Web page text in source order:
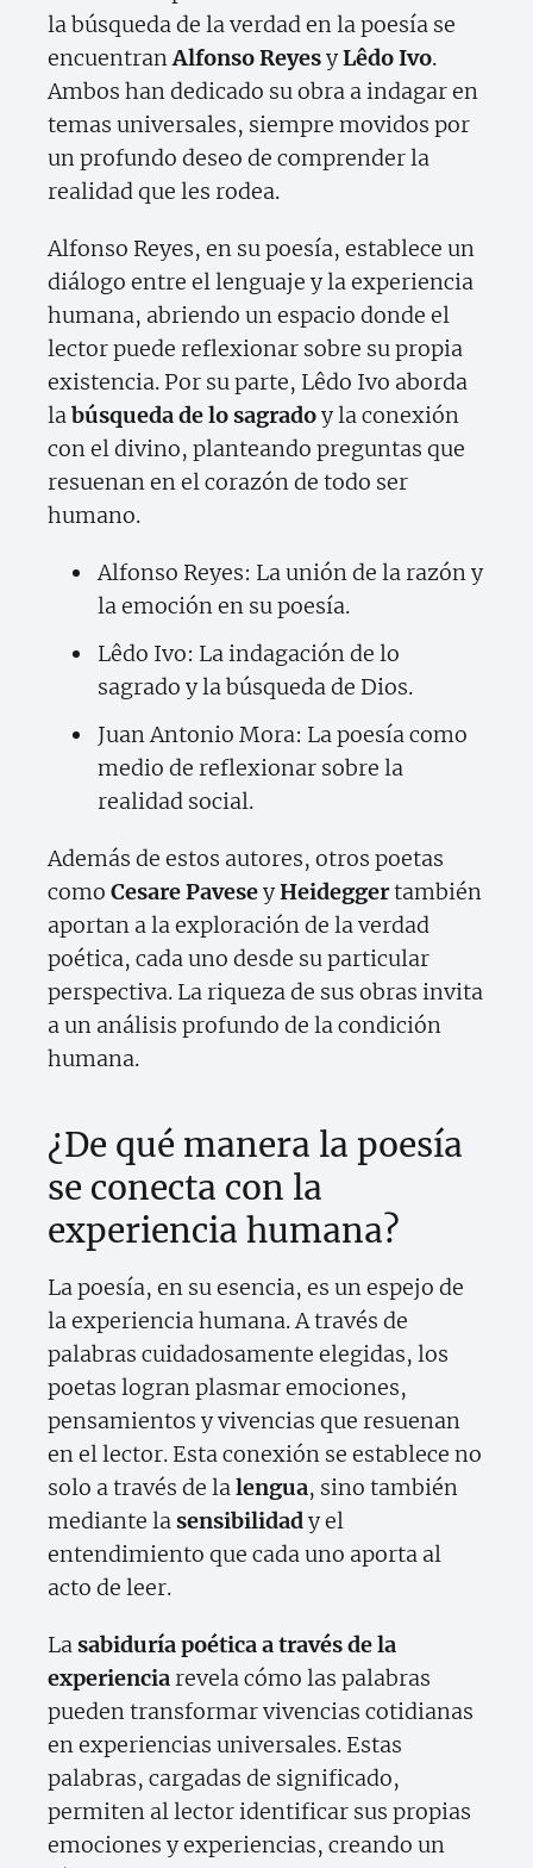
la búsqueda de la verdad en la poesía se
encuentranAlfonso ReyesyLêdo Ivo.
Ambos han dedicado su obra a indagar en
temas universales, siempre movidos por
un profundo deseo de comprender la
realidad que les rodea.
Alfonso Reyes, en su poesía, establece un
diálogo entre el lenguaje y la experiencia
humana, abriendo un espacio donde el
lector puede reflexionar sobre su propia
existencia. Por su parte, Lêdo Ivo aborda
labúsqueda de lo sagradoy la conexión
con el divino, planteando preguntas que
resuenan en el corazón de todo ser
humano.
Alfonso Reyes: La unión de la razón y
la emoción en su poesía.
Lêdo Ivo: La indagación de lo
sagrado y la búsqueda de Dios.
Juan Antonio Mora: La poesía como
medio de reflexionar sobre la
realidad social.
Además de estos autores, otros poetas
como Cesare PaveseyHeideggertambién
aportan a la exploración de la verdad
poética, cada uno desde su particular
perspectiva. La riqueza de sus obras invita
a un análisis profundo de la condición
humana.
¿De qué manera la poesía
se conecta con la
experiencia humana?
La poesía, en su esencia, es un espejo de
la experiencia humana. A través de
palabras cuidadosamente elegidas, los
poetas logran plasmar emociones,
pensamientos y vivencias que resuenan
en el lector. Esta conexión se establece no
solo a través de lalengua, sino también
mediante la sensibilidady el
entendimiento que cada uno aporta al
acto de leer.
La sabiduría poética a través de la
experienciarevela cómo las palabras
pueden transformar vivencias cotidianas
en experiencias universales. Estas
palabras, cargadas de significado,
permiten al lector identificar sus propias
emociones y experiencias, creando un